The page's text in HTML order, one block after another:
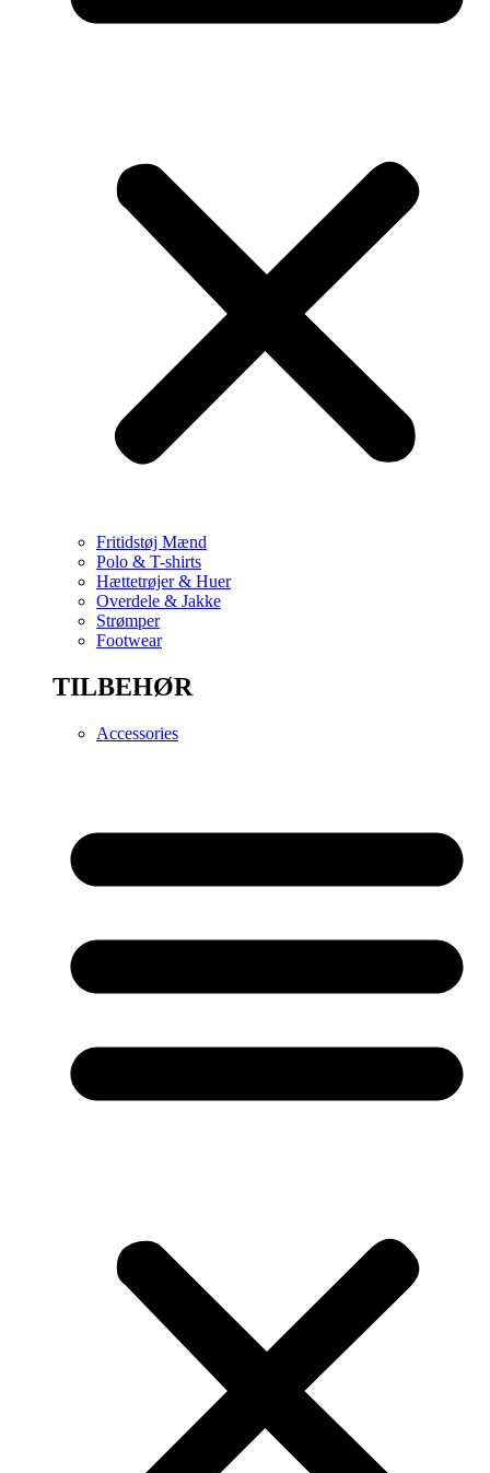
Fritidstøj Mænd
Polo & T-shirts
Hættetrøjer & Huer
Overdele & Jakke
Strømper
Footwear
TILBEHØR
Accessories